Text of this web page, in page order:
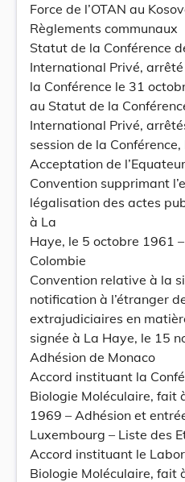
Force de l’OTAN au
Règlements communaux
Statut de la Conférence
International Privé,
la Conférence le 31
au Statut de la
International Privé,
session de la
Acceptation de l’Equateur
Convention supprimant
légalisation des actes
à La
Haye, le 5 octobre 1961
Colombie
Convention relative à la
notification à l’étranger
extrajudiciaires en
signée à La Haye, le 15
Adhésion de Monaco
Accord instituant la
Biologie Moléculaire, fait
1969 – Adhésion et
Luxembourg – Liste des
Accord instituant le
Biologie Moléculaire, fait